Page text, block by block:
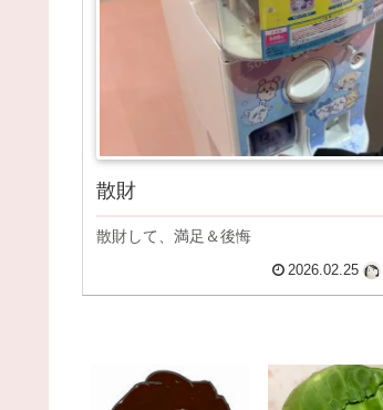
散財
散財して、満足＆後悔
2026.02.25